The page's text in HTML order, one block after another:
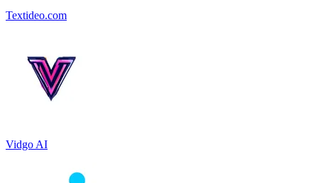
Textideo.com
Vidgo AI